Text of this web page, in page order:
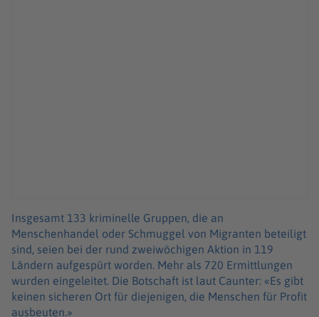
Insgesamt 133 kriminelle Gruppen, die an
Menschenhandel oder Schmuggel von Migranten beteiligt
sind, seien bei der rund zweiwöchigen Aktion in 119
Ländern aufgespürt worden. Mehr als 720 Ermittlungen
wurden eingeleitet. Die Botschaft ist laut Caunter: «Es gibt
keinen sicheren Ort für diejenigen, die Menschen für Profit
ausbeuten.»